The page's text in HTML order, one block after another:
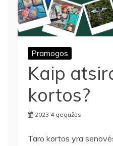
Pramogos
Kaip
kortos?
2023 4 gegužės
Taro kortos yra